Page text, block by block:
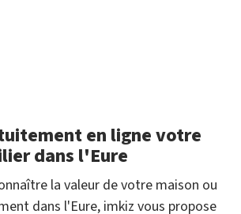
en ligne votre
dans l'Eure
la valeur de votre maison ou
dans l'Eure, imkiz vous propose